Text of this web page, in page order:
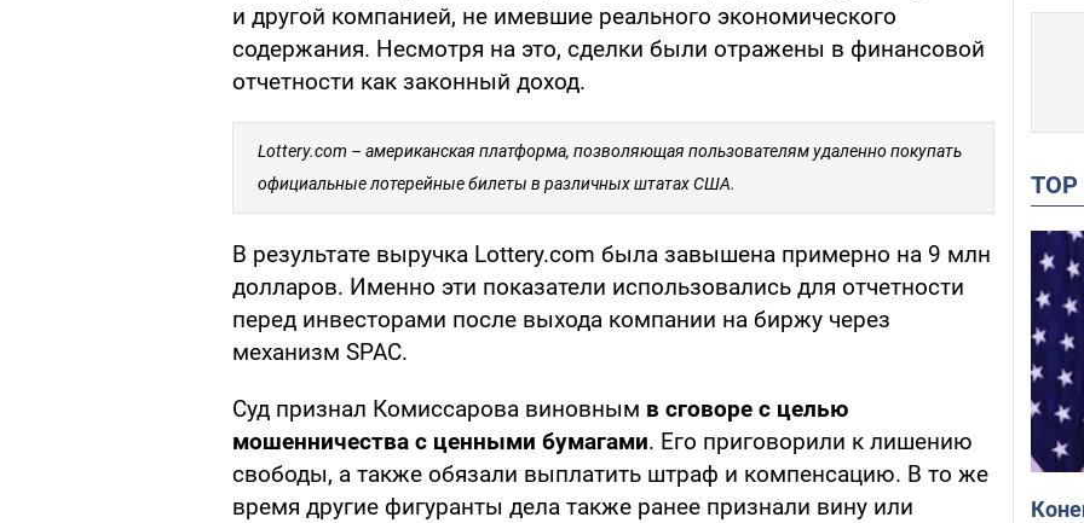
и другой компанией, не имевшие реального экономического
содержания. Несмотря на это, сделки были отражены в финансовой
отчетности как законный доход.
Lottery.com – американская платформа, позволяющая пользователям удаленно покупать
официальные лотерейные билеты в различных штатах США.
В результате выручка Lottery.com была завышена примерно на 9 млн
долларов. Именно эти показатели использовались для отчетности
перед инвесторами после выхода компании на биржу через
механизм SPAC.
Суд признал Комиссарова виновным в сговоре с целью
мошенничества с ценными бумагами. Его приговорили к лишению
свободы, а также обязали выплатить штраф и компенсацию. В то же
время другие фигуранты дела также ранее признали вину или